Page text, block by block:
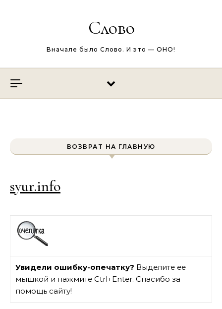
Слово
Вначале было Слово. И это — ОНО!
ВОЗВРАТ НА ГЛАВНУЮ
syur.info
Увидели ошибку-опечатку? Выделите ее
мышкой и нажмите Ctrl+Enter. Спасибо за
помощь сайту!